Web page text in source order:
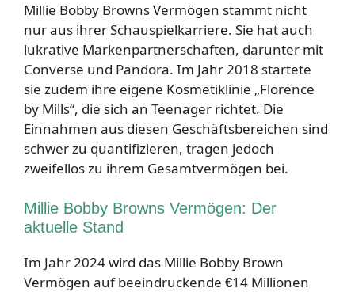
Millie Bobby Browns Vermögen stammt nicht
nur aus ihrer Schauspielkarriere. Sie hat auch
lukrative Markenpartnerschaften, darunter mit
Converse und Pandora. Im Jahr 2018 startete
sie zudem ihre eigene Kosmetiklinie „Florence
by Mills“, die sich an Teenager richtet. Die
Einnahmen aus diesen Geschäftsbereichen sind
schwer zu quantifizieren, tragen jedoch
zweifellos zu ihrem Gesamtvermögen bei.
Millie Bobby Browns Vermögen: Der
aktuelle Stand
Im Jahr 2024 wird das Millie Bobby Brown
Vermögen auf beeindruckende €14 Millionen